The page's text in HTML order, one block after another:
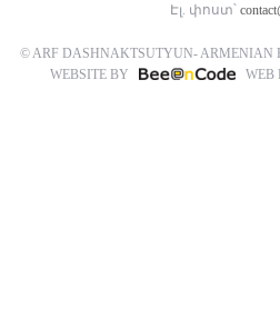
Էլ. փոստ՝
© ARF DASHNAKTSUTYUN- ARMENIAN
WEBSITE BY
WEB